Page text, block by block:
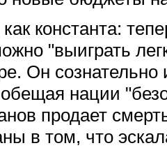
константа:
"выиграть
Он сознательно
обещая нации
продает
в том, что